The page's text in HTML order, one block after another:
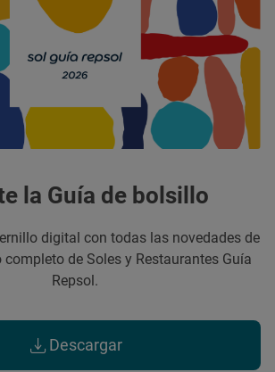
la Guía de bolsillo
digital con todas las novedades de
de Soles y Restaurantes Guía
Repsol.
Descargar